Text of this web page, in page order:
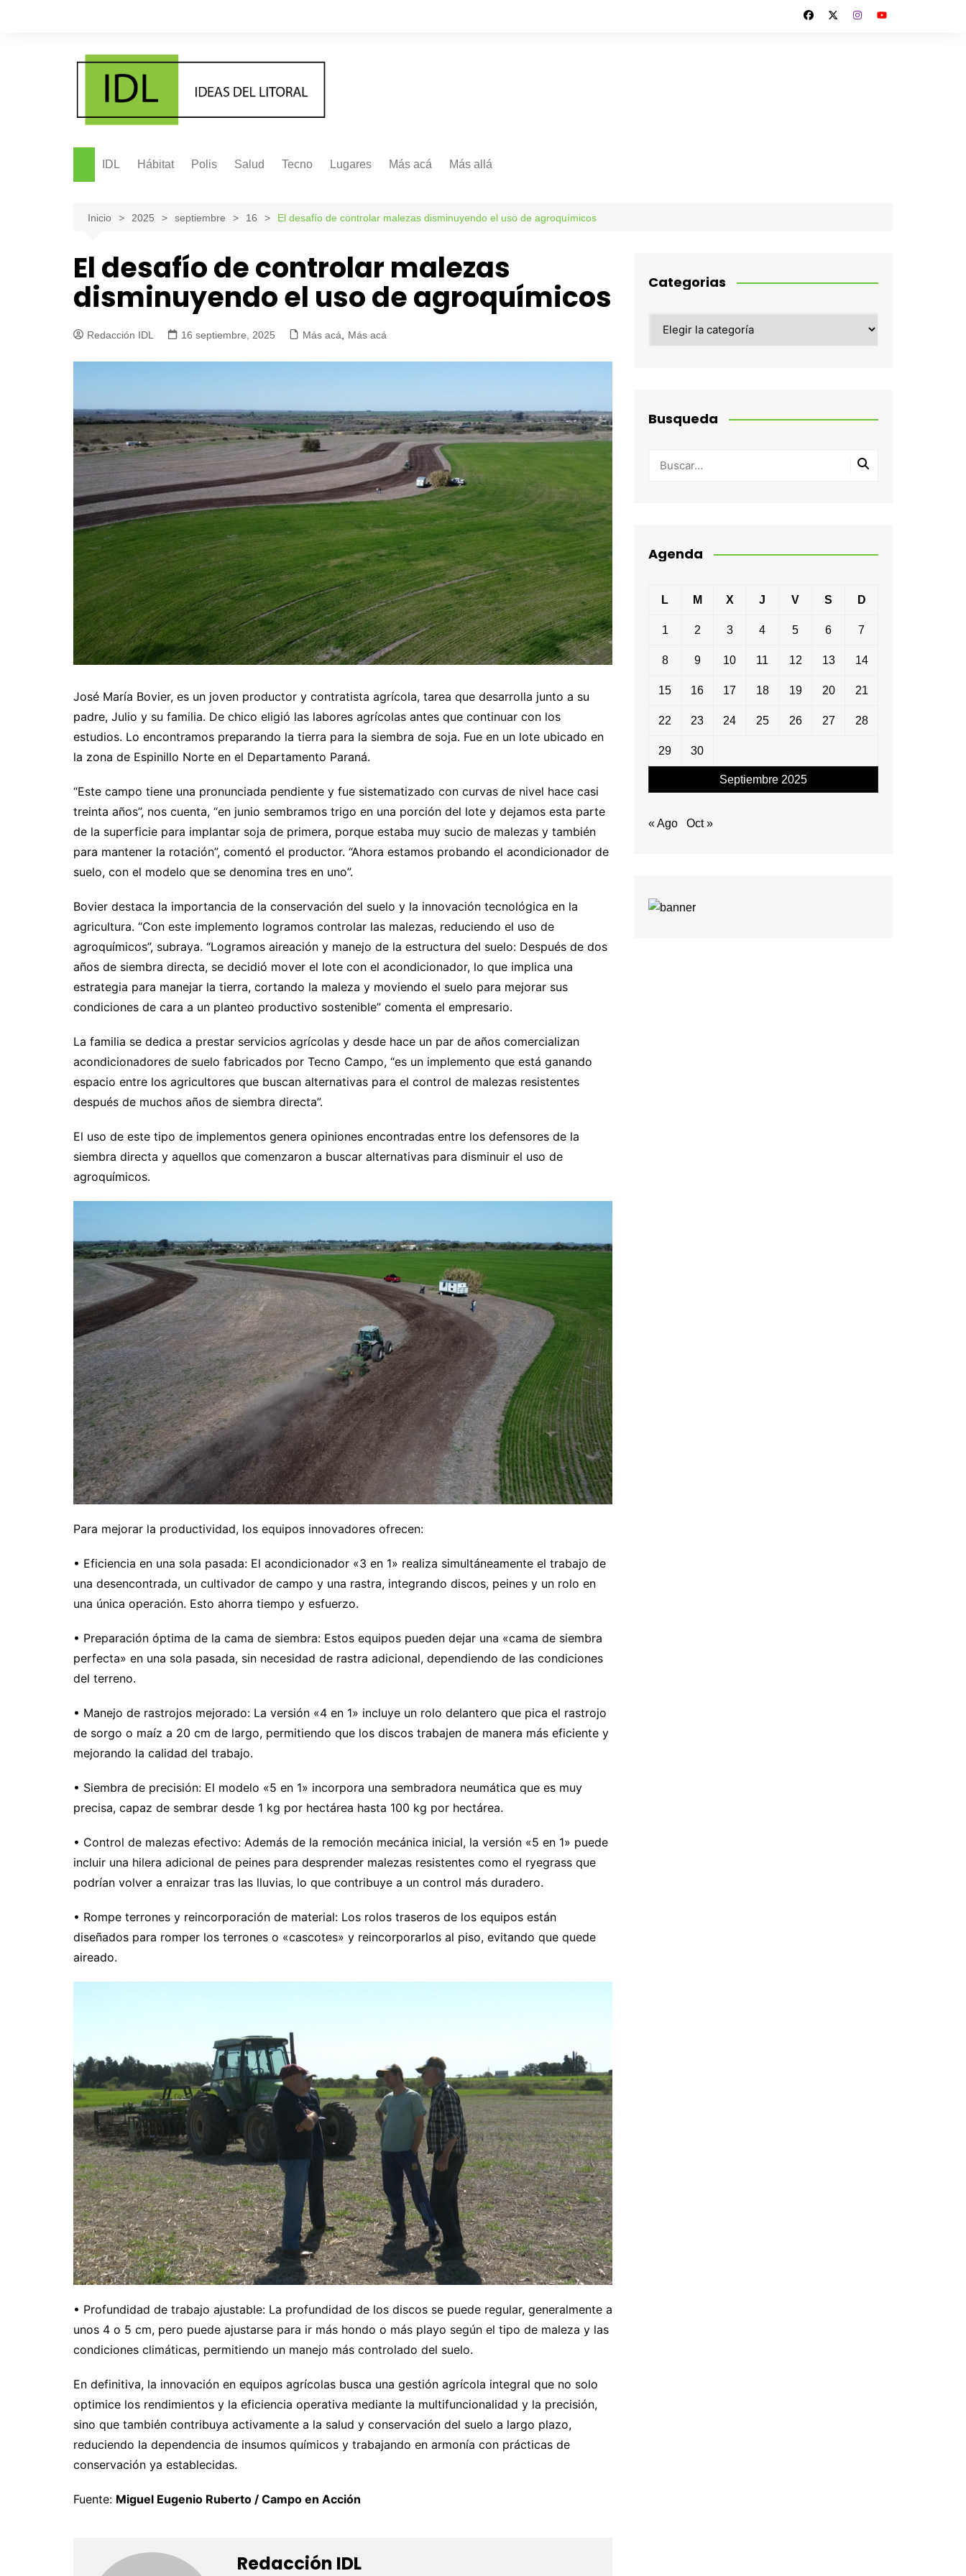
IDL Hábitat Polis Salud Tecno Lugares Más acá Más allá
Internacionales Más allá
Inicio 2025 septiembre 16 El desafío de controlar malezas disminuyendo el uso de agroquímicos
El desafío de controlar malezas
disminuyendo el uso de agroquímicos
Redacción IDL 16 septiembre, 2025 Más acá, Más acá
José María Bovier, es un joven productor y contratista agrícola, tarea que desarrolla junto a su
padre, Julio y su familia. De chico eligió las labores agrícolas antes que continuar con los
estudios. Lo encontramos preparando la tierra para la siembra de soja. Fue en un lote ubicado en
la zona de Espinillo Norte en el Departamento Paraná.
“Este campo tiene una pronunciada pendiente y fue sistematizado con curvas de nivel hace casi
treinta años”, nos cuenta, “en junio sembramos trigo en una porción del lote y dejamos esta parte
de la superficie para implantar soja de primera, porque estaba muy sucio de malezas y también
para mantener la rotación”, comentó el productor. “Ahora estamos probando el acondicionador de
suelo, con el modelo que se denomina tres en uno”.
Bovier destaca la importancia de la conservación del suelo y la innovación tecnológica en la
agricultura. “Con este implemento logramos controlar las malezas, reduciendo el uso de
agroquímicos”, subraya. “Logramos aireación y manejo de la estructura del suelo: Después de dos
años de siembra directa, se decidió mover el lote con el acondicionador, lo que implica una
estrategia para manejar la tierra, cortando la maleza y moviendo el suelo para mejorar sus
condiciones de cara a un planteo productivo sostenible” comenta el empresario.
La familia se dedica a prestar servicios agrícolas y desde hace un par de años comercializan
acondicionadores de suelo fabricados por Tecno Campo, “es un implemento que está ganando
espacio entre los agricultores que buscan alternativas para el control de malezas resistentes
después de muchos años de siembra directa”.
El uso de este tipo de implementos genera opiniones encontradas entre los defensores de la
siembra directa y aquellos que comenzaron a buscar alternativas para disminuir el uso de
agroquímicos.
Para mejorar la productividad, los equipos innovadores ofrecen:
• Eficiencia en una sola pasada: El acondicionador «3 en 1» realiza simultáneamente el trabajo de
una desencontrada, un cultivador de campo y una rastra, integrando discos, peines y un rolo en
una única operación. Esto ahorra tiempo y esfuerzo.
• Preparación óptima de la cama de siembra: Estos equipos pueden dejar una «cama de siembra
perfecta» en una sola pasada, sin necesidad de rastra adicional, dependiendo de las condiciones
del terreno.
• Manejo de rastrojos mejorado: La versión «4 en 1» incluye un rolo delantero que pica el rastrojo
de sorgo o maíz a 20 cm de largo, permitiendo que los discos trabajen de manera más eficiente y
mejorando la calidad del trabajo.
• Siembra de precisión: El modelo «5 en 1» incorpora una sembradora neumática que es muy
precisa, capaz de sembrar desde 1 kg por hectárea hasta 100 kg por hectárea.
• Control de malezas efectivo: Además de la remoción mecánica inicial, la versión «5 en 1» puede
incluir una hilera adicional de peines para desprender malezas resistentes como el ryegrass que
podrían volver a enraizar tras las lluvias, lo que contribuye a un control más duradero.
• Rompe terrones y reincorporación de material: Los rolos traseros de los equipos están
diseñados para romper los terrones o «cascotes» y reincorporarlos al piso, evitando que quede
aireado.
• Profundidad de trabajo ajustable: La profundidad de los discos se puede regular, generalmente a
unos 4 o 5 cm, pero puede ajustarse para ir más hondo o más playo según el tipo de maleza y las
condiciones climáticas, permitiendo un manejo más controlado del suelo.
En definitiva, la innovación en equipos agrícolas busca una gestión agrícola integral que no solo
optimice los rendimientos y la eficiencia operativa mediante la multifuncionalidad y la precisión,
sino que también contribuya activamente a la salud y conservación del suelo a largo plazo,
reduciendo la dependencia de insumos químicos y trabajando en armonía con prácticas de
conservación ya establecidas.
Fuente: Miguel Eugenio Ruberto / Campo en Acción
Redacción IDL
Categorias
Busqueda
Agenda
Septiembre 2025
L M X J V S D
1 2 3 4 5 6 7
8 9 10 11 12 13 14
15 16 17 18 19 20 21
22 23 24 25 26 27 28
29 30
« Ago Oct »